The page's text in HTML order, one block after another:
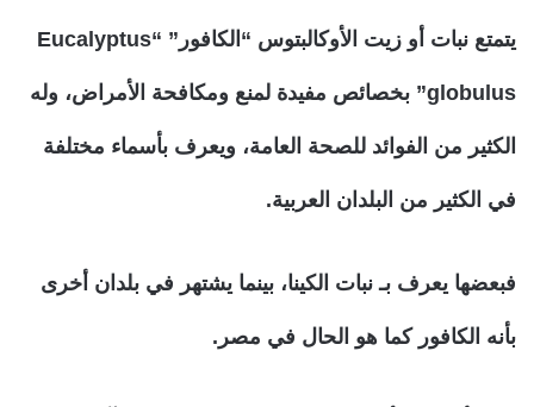
يتمتع نبات أو زيت الأوكالبتوس “الكافور” “Eucalyptus
globulus” بخصائص مفيدة لمنع ومكافحة الأمراض، وله
الكثير من الفوائد للصحة العامة، ويعرف بأسماء مختلفة
في الكثير من البلدان العربية.
فبعضها يعرف بـ نبات الكينا، بينما يشتهر في بلدان أخرى
بأنه الكافور كما هو الحال في مصر.